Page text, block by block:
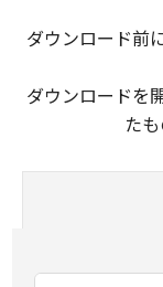
ダウンロード前
ダウンロードを
た